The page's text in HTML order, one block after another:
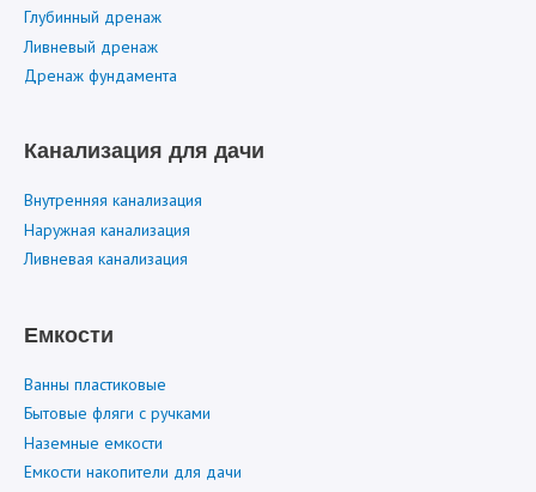
Глубинный дренаж
Ливневый дренаж
Дренаж фундамента
Канализация для дачи
Внутренняя канализация
Наружная канализация
Ливневая канализация
Емкости
Ванны пластиковые
Бытовые фляги с ручками
Наземные емкости
Емкости накопители для дачи